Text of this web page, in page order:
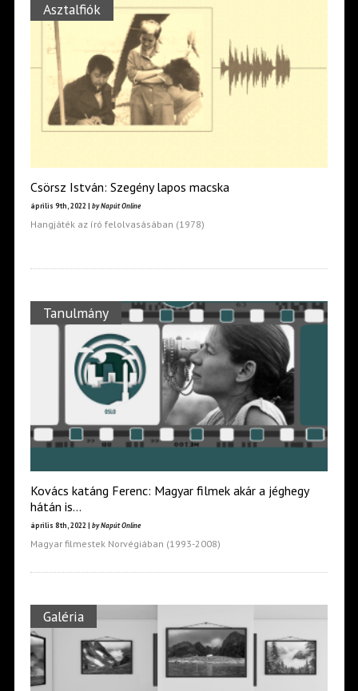
Asztalfiók
Csörsz István: Szegény lapos macska
április 9th, 2022 | by Napút Online
Hangjáték az író felolvasásában (1978)
Tanulmány
Kovács katáng Ferenc: Magyar filmek akár a jéghegy
hátán is…
április 8th, 2022 | by Napút Online
Magyar filmestek Norvégiában (1993-2008)
Galéria